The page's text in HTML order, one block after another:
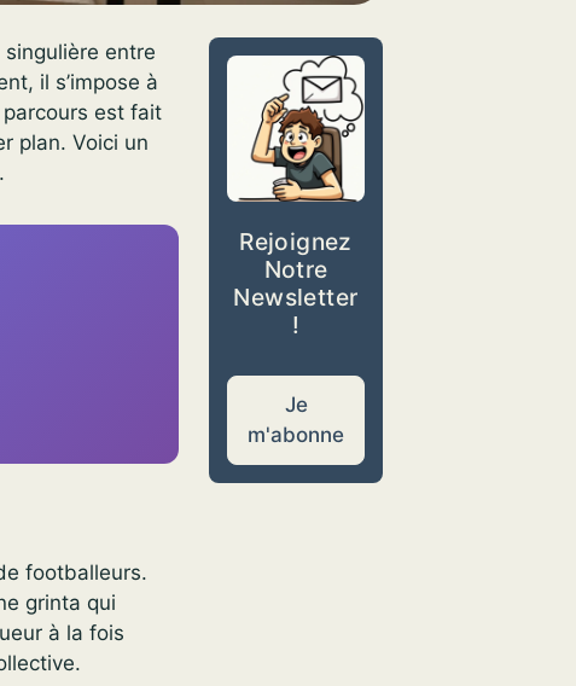
entre
il s’impose à
parcours est fait
plan. Voici un
footballeurs.
grinta qui
à la fois
Rejoignez
Notre
Newsletter
!
Je
m'abonne